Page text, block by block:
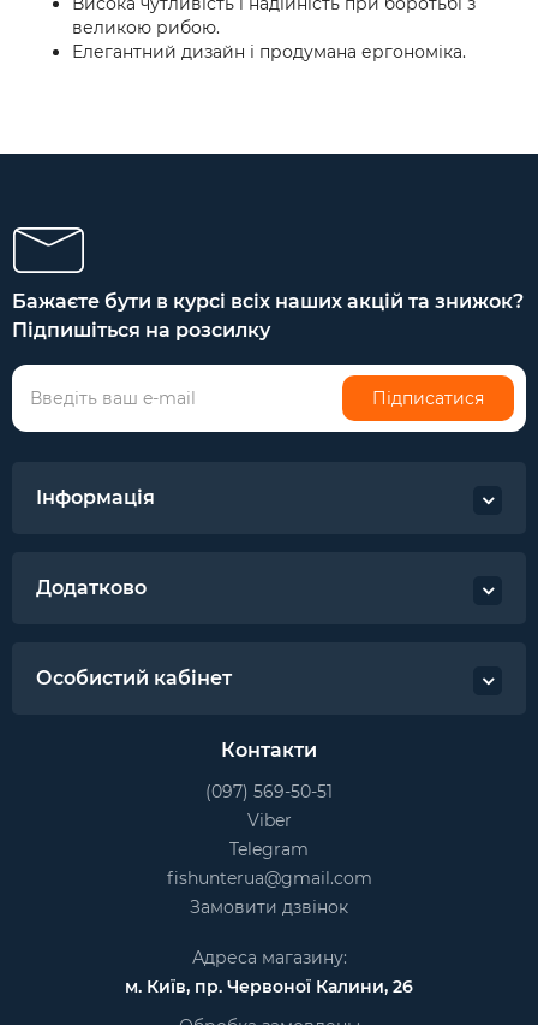
великою рибою.
Елегантний дизайн і продумана ергономіка.
Бажаєте бути в курсі всіх наших акцій та знижок?
Підпишіться на розсилку
Підписатися
Інформація
Додатково
Особистий кабінет
Контакти
(097) 569-50-51
Viber
Telegram
fishunterua@gmail.com
Замовити дзвінок
Адреса магазину:
м. Київ, пр. Червоної Калини, 26